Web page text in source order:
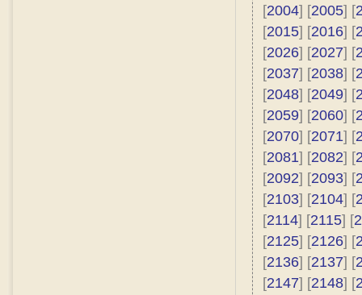
[2004] [2005] [
[2015] [2016] [
[2026] [2027] [
[2037] [2038] [
[2048] [2049] [
[2059] [2060] [
[2070] [2071] [
[2081] [2082] [
[2092] [2093] [
[2103] [2104] [
[2114] [2115] [
[2125] [2126] [
[2136] [2137] [
[2147] [2148] [